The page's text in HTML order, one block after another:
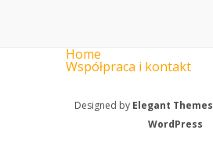
Home
Współpraca i kontakt
Designed by Elegant Themes
WordPress